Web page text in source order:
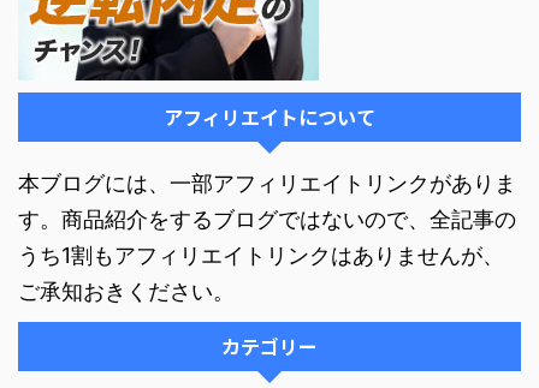
アフィリエイトについて
本ブログには、一部アフィリエイトリンクがありま
す。商品紹介をするブログではないので、全記事の
うち1割もアフィリエイトリンクはありませんが、
ご承知おきください。
カテゴリー